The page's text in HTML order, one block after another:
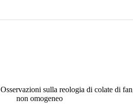
Osservazioni sulla reologia di colate di
non omogeneo